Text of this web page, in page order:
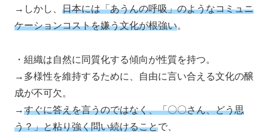
→しかし、 日本には「あうんの呼吸」のようなコミュニ
ケーションコストを嫌う文化が根強い。
・組織は自然に同質化する傾向が性質を持つ。
→多様性を維持するために、自由に言い合える文化の醸
成が不可欠。
→すぐに答えを言うのではなく、「〇〇さん、どう思
う？」と粘り強く問い続けることで、